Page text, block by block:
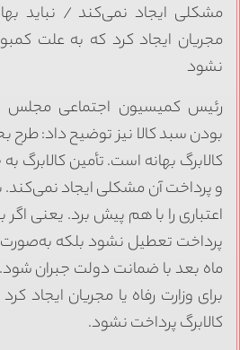
مشکلی ایجاد نمی‌کند / نباید
مجریان ایجاد کرد که به علت
نشود
رئیس کمیسیون اجتماعی مجلس
بودن سبد کالا نیز توضیح داد:
و پرداخت آن مشکلی ایجاد
اعتباری را با هم پیش برد. یعنی
پرداخت تعطیل نشود بلکه به‌صورت
ماه بعد با ضمانت دولت جبران شود.
برای وزارت رفاه یا مجریان ایجاد
کالابرگ پرداخت نشود.